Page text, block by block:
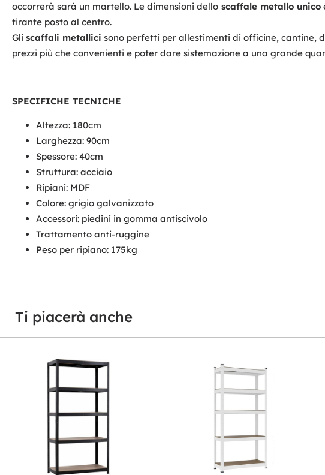
occorrerà sarà un martello. Le dimensioni dello scaffale metallo unico
tirante posto al centro.
Gli scaffali metallici sono perfetti per allestimenti di officine, cantine,
prezzi più che convenienti e poter dare sistemazione a una grande
SPECIFICHE TECNICHE
Altezza: 180cm
Larghezza: 90cm
Spessore: 40cm
Struttura: acciaio
Ripiani: MDF
Colore: grigio galvanizzato
Accessori: piedini in gomma antiscivolo
Trattamento anti-ruggine
Peso per ripiano: 175kg
Ti piacerà anche